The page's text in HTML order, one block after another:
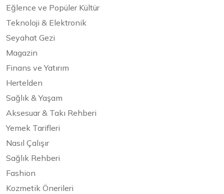
Eğlence ve Popüler Kültür
Teknoloji & Elektronik
Seyahat Gezi
Magazin
Finans ve Yatırım
Hertelden
Sağlık & Yaşam
Aksesuar & Takı Rehberi
Yemek Tarifleri
Nasıl Çalışır
Sağlık Rehberi
Fashion
Kozmetik Önerileri